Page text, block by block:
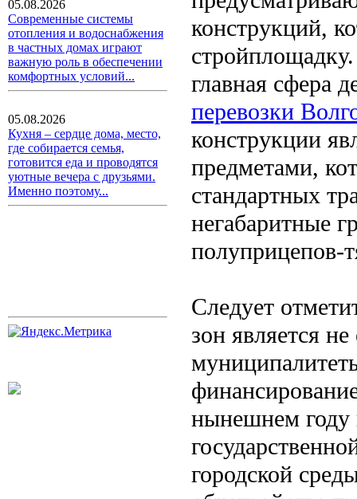
05.08.2026
Современные системы
отопления и водоснабжения
в частных домах играют
важную роль в обеспечении
комфортных условий...
05.08.2026
Кухня – сердце дома, место,
где собирается семья,
готовится еда и проводятся
уютные вечера с друзьями.
Именно поэтому...
конструкций,
главная сфера
перевозки
конструкции
предметами,
стандартных
негабаритные
полуприцепов-
Следует
зон является
нынешнем году
городской